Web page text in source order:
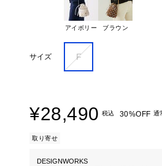
アイボリー ブラウン
サイズ F
¥28,490 税込 30%OFF 通
取り寄せ
DESIGNWORKS